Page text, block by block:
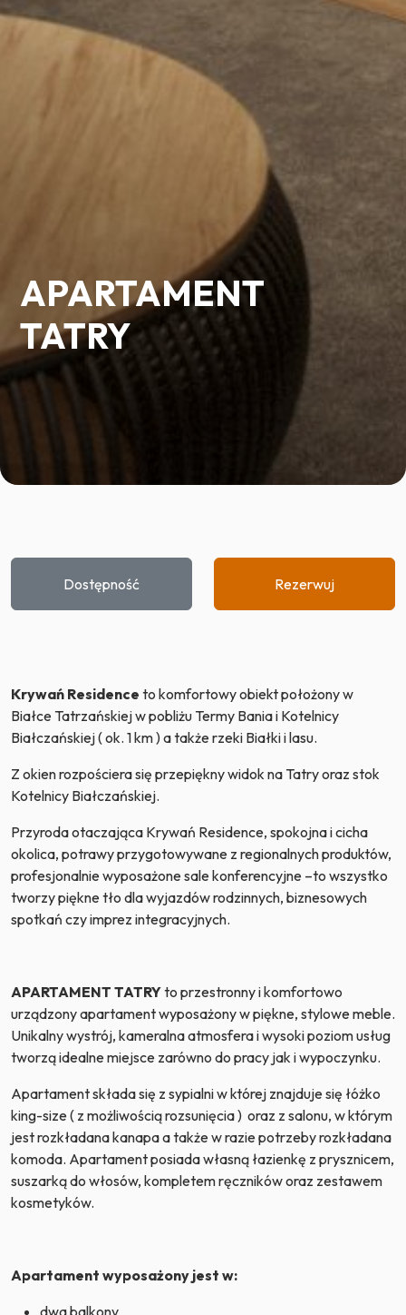
APARTAMENT
TATRY
Dostępność Rezerwuj
Krywań Residence to komfortowy obiekt położony w
Białce Tatrzańskiej w pobliżu Termy Bania i Kotelnicy
Białczańskiej ( ok. 1 km ) a także rzeki Białki i lasu.
Z okien rozpościera się przepiękny widok na Tatry oraz stok
Kotelnicy Białczańskiej.
Przyroda otaczająca Krywań Residence, spokojna i cicha
okolica, potrawy przygotowywane z regionalnych produktów,
profesjonalnie wyposażone sale konferencyjne –to wszystko
tworzy piękne tło dla wyjazdów rodzinnych, biznesowych
spotkań czy imprez integracyjnych.
APARTAMENT TATRYto przestronny i komfortowo
urządzony apartament wyposażony w piękne, stylowe meble.
Unikalny wystrój, kameralna atmosfera i wysoki poziom usług
tworzą idealne miejsce zarówno do pracy jak i wypoczynku.
Apartament składa się z sypialni w której znajduje się łóżko
king-size ( z możliwością rozsunięcia ) oraz z salonu, w którym
jest rozkładana kanapa a także w razie potrzeby rozkładana
komoda. Apartament posiada własną łazienkę z prysznicem,
suszarką do włosów, kompletem ręczników oraz zestawem
kosmetyków.
Apartament wyposażony jest w:
dwa balkony